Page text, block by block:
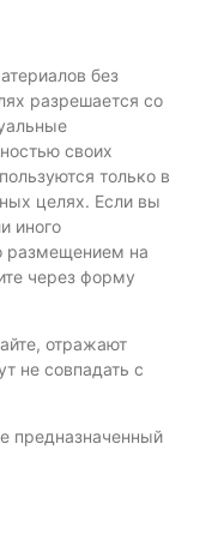
без
разрешается со
своих
только в
целях. Если вы
иного
размещением на
через форму
отражают
не совпадать с
предназначенный